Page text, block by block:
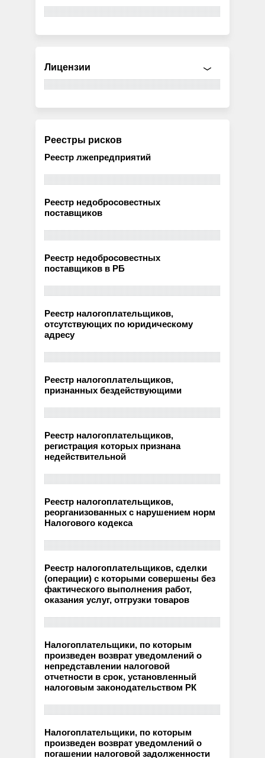
Лицензии
Реестры рисков
Реестр лжепредприятий
Реестр недобросовестных
поставщиков
Реестр недобросовестных
поставщиков в РБ
Реестр налогоплательщиков,
отсутствующих по юридическому
адресу
Реестр налогоплательщиков,
признанных бездействующими
Реестр налогоплательщиков,
регистрация которых признана
недействительной
Реестр налогоплательщиков,
реорганизованных с нарушением норм
Налогового кодекса
Реестр налогоплательщиков, сделки
(операции) с которыми совершены без
фактического выполнения работ,
оказания услуг, отгрузки товаров
Налогоплательщики, по которым
произведен возврат уведомлений о
непредставлении налоговой
отчетности в срок, установленный
налоговым законодательством РК
Налогоплательщики, по которым
произведен возврат уведомлений о
погашении налоговой задолженности